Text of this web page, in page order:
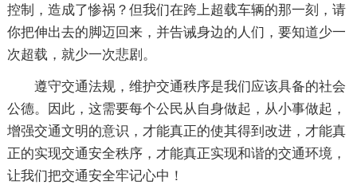
控制，造成了惨祸？但我们在跨上超载车辆的那一刻，请
你把伸出去的脚迈回来，并告诫身边的人们，要知道少一
次超载，就少一次悲剧。
遵守交通法规，维护交通秩序是我们应该具备的社会
公德。因此，这需要每个公民从自身做起，从小事做起，
增强交通文明的意识，才能真正的使其得到改进，才能真
正的实现交通安全秩序，才能真正实现和谐的交通环境，
让我们把交通安全牢记心中！